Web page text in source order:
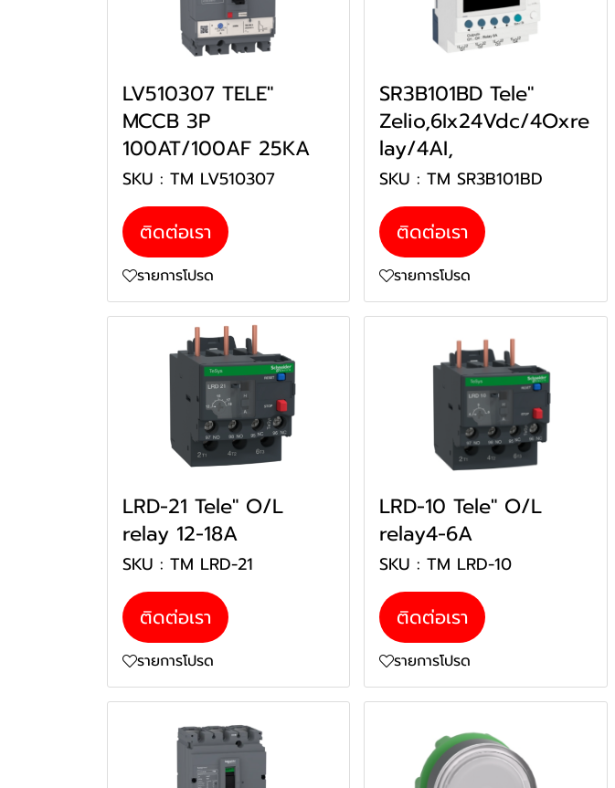
LV510307 TELE"
MCCB 3P
100AT/100AF 25KA
SKU : TM LV510307
ติดต่อเรา
รายการโปรด
SR3B101BD Tele"
Zelio,6Ix24Vdc/4Oxre
lay/4AI,
SKU : TM SR3B101BD
ติดต่อเรา
รายการโปรด
LRD-21 Tele" O/L
relay 12-18A
SKU : TM LRD-21
ติดต่อเรา
รายการโปรด
LRD-10 Tele" O/L
relay4-6A
SKU : TM LRD-10
ติดต่อเรา
รายการโปรด